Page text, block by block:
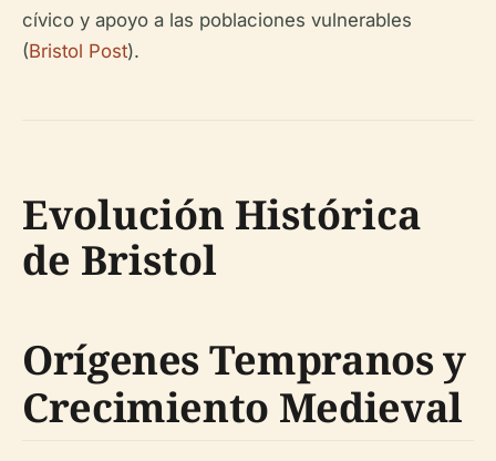
cívico y apoyo a las poblaciones vulnerables
(Bristol Post).
Evolución Histórica
de Bristol
Orígenes Tempranos y
Crecimiento Medieval